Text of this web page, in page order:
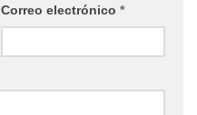
Correo electrónico *